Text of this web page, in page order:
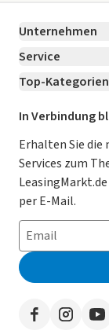
Unternehmen
Über
Karriere Jetzt
Für Händler
Kooperation
AGB
Datenschutz
Impressum
Erklärung zur
Presse
Service
Kontakt
Ratgeber
Magazin
Datenschutz-
So funktioniert’s
Häufig gestellte
Leasing-Lexikon
Auto-Tests
Werben auf
Top-Kategorien
Leasing Deals
Leasing ohne
E-Auto Leasing
Privatleasing
Leasing-
In Verbindung
Erhalten Sie die
Services zum
per E-Mail.